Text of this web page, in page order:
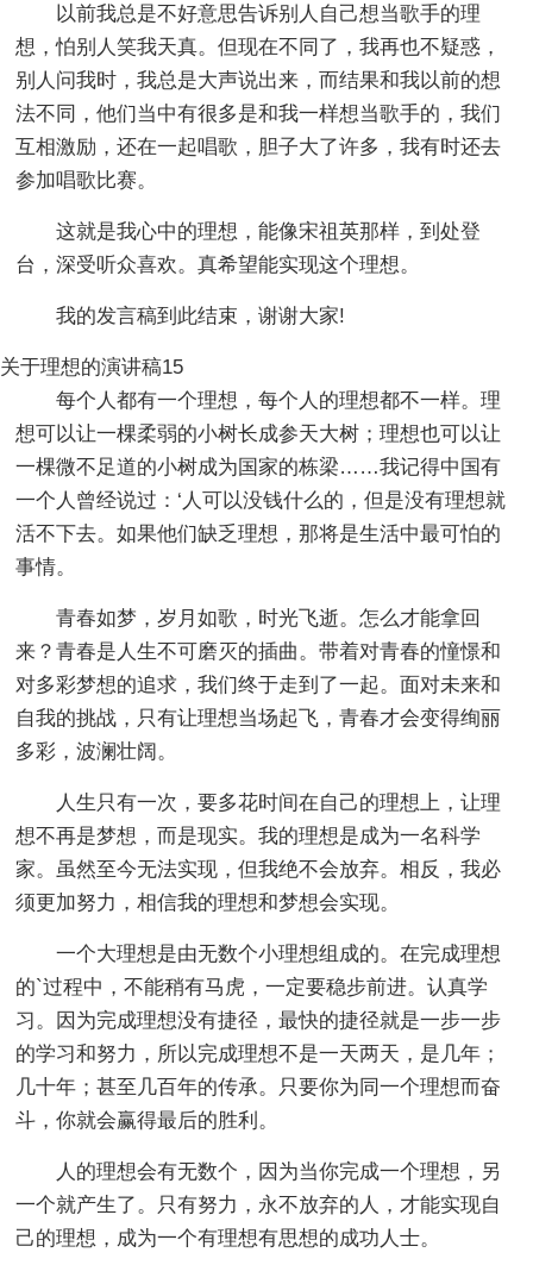
以前我总是不好意思告诉别人自己想当歌手的理
想，怕别人笑我天真。但现在不同了，我再也不疑惑，
别人问我时，我总是大声说出来，而结果和我以前的想
法不同，他们当中有很多是和我一样想当歌手的，我们
互相激励，还在一起唱歌，胆子大了许多，我有时还去
参加唱歌比赛。
这就是我心中的理想，能像宋祖英那样，到处登
台，深受听众喜欢。真希望能实现这个理想。
我的发言稿到此结束，谢谢大家!
关于理想的演讲稿15
每个人都有一个理想，每个人的理想都不一样。理
想可以让一棵柔弱的小树长成参天大树；理想也可以让
一棵微不足道的小树成为国家的栋梁……我记得中国有
一个人曾经说过：‘人可以没钱什么的，但是没有理想就
活不下去。如果他们缺乏理想，那将是生活中最可怕的
事情。
青春如梦，岁月如歌，时光飞逝。怎么才能拿回
来？青春是人生不可磨灭的插曲。带着对青春的憧憬和
对多彩梦想的追求，我们终于走到了一起。面对未来和
自我的挑战，只有让理想当场起飞，青春才会变得绚丽
多彩，波澜壮阔。
人生只有一次，要多花时间在自己的理想上，让理
想不再是梦想，而是现实。我的理想是成为一名科学
家。虽然至今无法实现，但我绝不会放弃。相反，我必
须更加努力，相信我的理想和梦想会实现。
一个大理想是由无数个小理想组成的。在完成理想
的`过程中，不能稍有马虎，一定要稳步前进。认真学
习。因为完成理想没有捷径，最快的捷径就是一步一步
的学习和努力，所以完成理想不是一天两天，是几年；
几十年；甚至几百年的传承。只要你为同一个理想而奋
斗，你就会赢得最后的胜利。
人的理想会有无数个，因为当你完成一个理想，另
一个就产生了。只有努力，永不放弃的人，才能实现自
己的理想，成为一个有理想有思想的成功人士。